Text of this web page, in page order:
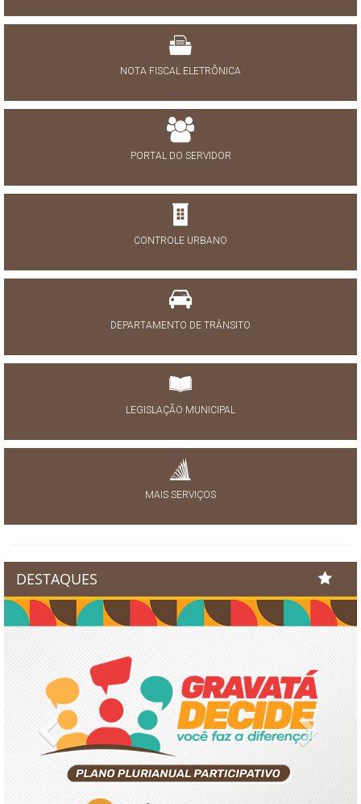
NOTA FISCAL ELETRÔNICA
PORTAL DO SERVIDOR
CONTROLE URBANO
DEPARTAMENTO DE TRÂNSITO
LEGISLAÇÃO MUNICIPAL
MAIS SERVIÇOS
DESTAQUES
Previous